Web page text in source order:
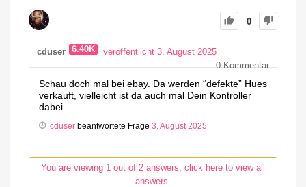
0
cduser 6.40K
veröffentlicht 3. August 2025
0Kommentar
Schau doch mal bei ebay. Da werden “defekte” Hues
verkauft, vielleicht ist da auch mal Dein Kontroller
dabei.
cduser beantwortete Frage 3. August 2025
You are viewing 1 out of 2 answers, click here to view all
answers.